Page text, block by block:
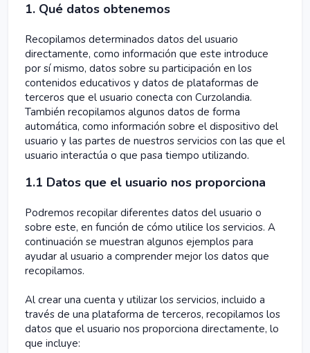
1. Qué datos obtenemos
Recopilamos determinados datos del usuario
directamente, como información que este introduce
por sí mismo, datos sobre su participación en los
contenidos educativos y datos de plataformas de
terceros que el usuario conecta con Curzolandia.
También recopilamos algunos datos de forma
automática, como información sobre el dispositivo del
usuario y las partes de nuestros servicios con las que el
usuario interactúa o que pasa tiempo utilizando.
1.1 Datos que el usuario nos proporciona
Podremos recopilar diferentes datos del usuario o
sobre este, en función de cómo utilice los servicios. A
continuación se muestran algunos ejemplos para
ayudar al usuario a comprender mejor los datos que
recopilamos.
Al crear una cuenta y utilizar los servicios, incluido a
través de una plataforma de terceros, recopilamos los
datos que el usuario nos proporciona directamente, lo
que incluye: